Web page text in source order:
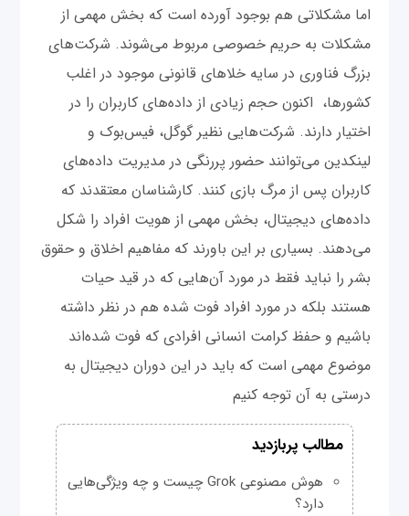
اما مشکلاتی هم بوجود آورده است که بخش مهمی از
مشکلات به حریم خصوصی مربوط می‌شوند. شرکت‌های
بزرگ فناوری در سایه خلاهای قانونی موجود در اغلب
کشورها، اکنون حجم زیادی از داده‌های کاربران را در
اختیار دارند. شرکت‌هایی نظیر گوگل، فیس‌بوک و
لینکدین می‌توانند حضور پررنگی در مدیریت داده‌های
کاربران پس از مرگ بازی کنند. کارشناسان معتقدند که
داده‌های دیجیتال، بخش مهمی از هویت افراد را شکل
می‌دهند. بسیاری بر این باورند که مفاهیم اخلاق و حقوق
بشر را نباید فقط در مورد آن‌هایی که در قید حیات
هستند بلکه در مورد افراد فوت شده هم در نظر داشته
باشیم و حفظ کرامت انسانی افرادی که فوت شده‌اند
موضوع مهمی است که باید در این دوران دیجیتال به
درستی به آن توجه کنیم
مطالب پربازدید
هوش مصنوعی Grok چیست و چه ویژگی‌هایی
دارد؟